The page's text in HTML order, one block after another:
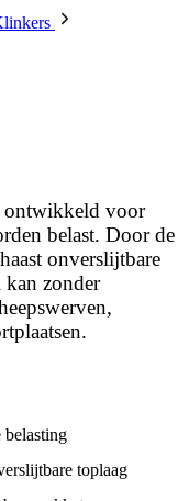
ontwikkeld voor
belast. Door de
onverslijtbare
kan zonder
belasting
toplaag